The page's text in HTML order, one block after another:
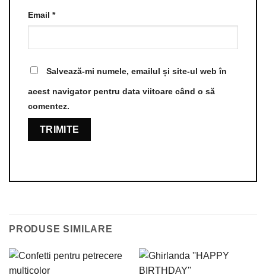
Email *
Salvează-mi numele, emailul și site-ul web în
acest navigator pentru data viitoare când o să
comentez.
PRODUSE SIMILARE